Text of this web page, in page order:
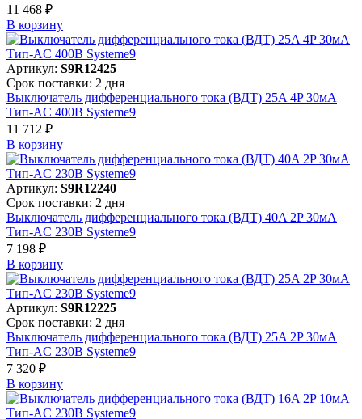
11 468 ₽
В корзинy
Артикул: S9R12425
Срок поставки: 2 дня
Выключатель дифференциального тока (ВДТ) 25A 4P 30мА
Тип-AC 400В Systeme9
11 712 ₽
В корзинy
Артикул: S9R12240
Срок поставки: 2 дня
Выключатель дифференциального тока (ВДТ) 40A 2P 30мА
Тип-AC 230В Systeme9
7 198 ₽
В корзинy
Артикул: S9R12225
Срок поставки: 2 дня
Выключатель дифференциального тока (ВДТ) 25A 2P 30мА
Тип-AC 230В Systeme9
7 320 ₽
В корзинy